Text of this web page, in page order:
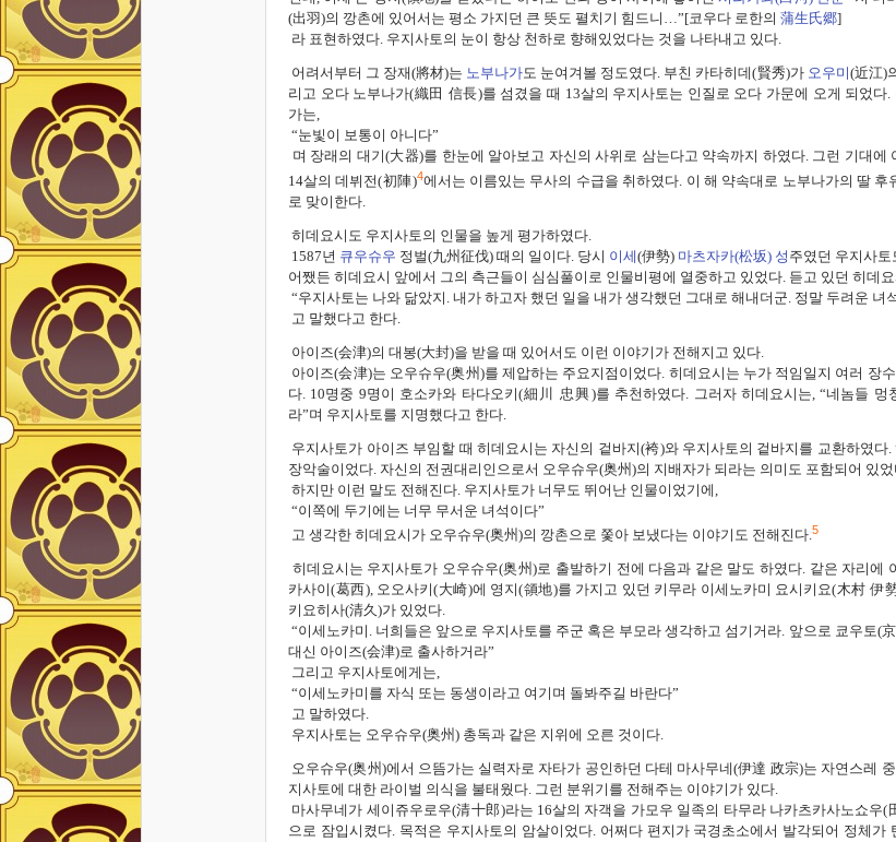
(出羽)의 깡촌에 있어서는 평소 가지던 큰 뜻도 펼치기 힘드니…”[코우다 로한의 蒲生氏郷]
라 표현하였다. 우지사토의 눈이 항상 천하로 향해있었다는 것을 나타내고 있다.
어려서부터 그 장재(將材)는 노부나가도 눈여겨볼 정도였다. 부친 카타히데(賢秀)가 오우미(近江)
리고 오다 노부나가(織田 信長)를 섬겼을 때 13살의 우지사토는 인질로 오다 가문에 오게 되었다
가는,
“눈빛이 보통이 아니다”
며 장래의 대기(大器)를 한눈에 알아보고 자신의 사위로 삼는다고 약속까지 하였다. 그런 기대에
14살의 데뷔전(初陣)4에서는 이름있는 무사의 수급을 취하였다. 이 해 약속대로 노부나가의 딸 후
로 맞이한다.
히데요시도 우지사토의 인물을 높게 평가하였다.
1587년 큐우슈우 정벌(九州征伐) 때의 일이다. 당시 이세(伊勢) 마츠자카(松坂) 성 주였던 우지사토
어쨌든 히데요시 앞에서 그의 측근들이 심심풀이로 인물비평에 열중하고 있었다. 듣고 있던 히데요
“우지사토는 나와 닮았지. 내가 하고자 했던 일을 내가 생각했던 그대로 해내더군. 정말 두려운 녀
고 말했다고 한다.
아이즈(会津)의 대봉(大封)을 받을 때 있어서도 이런 이야기가 전해지고 있다.
아이즈(会津)는 오우슈우(奥州)를 제압하는 주요지점이었다. 히데요시는 누가 적임일지 여러 장
다. 10명중 9명이 호소카와 타다오키(細川 忠興)를 추천하였다. 그러자 히데요시는, “네놈들 멍
라”며 우지사토를 지명했다고 한다.
우지사토가 아이즈 부임할 때 히데요시는 자신의 겉바지(袴)와 우지사토의 겉바지를 교환하였다.
장악술이었다. 자신의 전권대리인으로서 오우슈우(奥州)의 지배자가 되라는 의미도 포함되어 있었
하지만 이런 말도 전해진다. 우지사토가 너무도 뛰어난 인물이었기에,
“이쪽에 두기에는 너무 무서운 녀석이다”
고 생각한 히데요시가 오우슈우(奥州)의 깡촌으로 쫓아 보냈다는 이야기도 전해진다.5
히데요시는 우지사토가 오우슈우(奥州)로 출발하기 전에 다음과 같은 말도 하였다. 같은 자리에
카사이(葛西), 오오사키(大崎)에 영지(領地)를 가지고 있던 키무라 이세노카미 요시키요(木村 伊
키요히사(清久)가 있었다.
“이세노카미. 너희들은 앞으로 우지사토를 주군 혹은 부모라 생각하고 섬기거라. 앞으로 쿄우토(
대신 아이즈(会津)로 출사하거라”
그리고 우지사토에게는,
“이세노카미를 자식 또는 동생이라고 여기며 돌봐주길 바란다”
고 말하였다.
우지사토는 오우슈우(奥州) 총독과 같은 지위에 오른 것이다.
오우슈우(奥州)에서 으뜸가는 실력자로 자타가 공인하던 다테 마사무네(伊達 政宗)는 자연스레
지사토에 대한 라이벌 의식을 불태웠다. 그런 분위기를 전해주는 이야기가 있다.
마사무네가 세이쥬우로우(清十郎)라는 16살의 자객을 가모우 일족의 타무라 나카츠카사노쇼우(
으로 잠입시켰다. 목적은 우지사토의 암살이었다. 어쩌다 편지가 국경초소에서 발각되어 정체가